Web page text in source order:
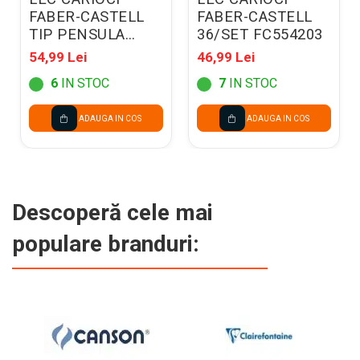
FABER-CASTELL
TIP PENSULA
10/SET FC116451
54,99 Lei
6 IN STOC
ADAUGA IN COS
FABER-CASTELL
36/SET FC554203
46,99 Lei
7 IN STOC
ADAUGA IN COS
Descoperă cele mai
populare branduri: